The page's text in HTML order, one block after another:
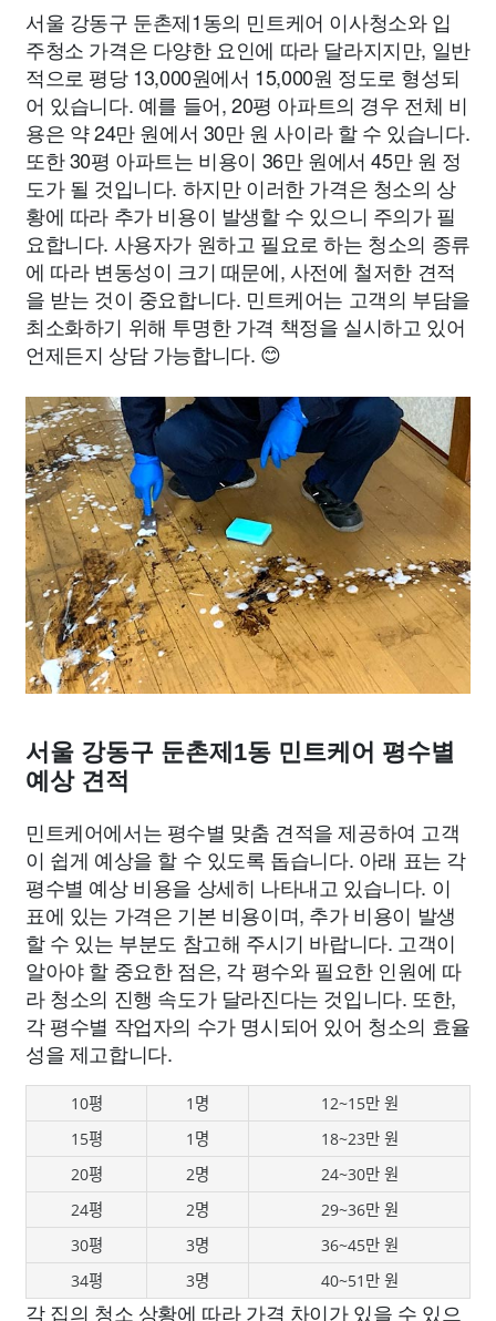
서울 강동구 둔촌제1동의 민트케어 이사청소와 입
주청소 가격은 다양한 요인에 따라 달라지지만, 일반
적으로 평당 13,000원에서 15,000원 정도로 형성되
어 있습니다. 예를 들어, 20평 아파트의 경우 전체 비
용은 약 24만 원에서 30만 원 사이라 할 수 있습니다.
또한 30평 아파트는 비용이 36만 원에서 45만 원 정
도가 될 것입니다. 하지만 이러한 가격은 청소의 상
황에 따라 추가 비용이 발생할 수 있으니 주의가 필
요합니다. 사용자가 원하고 필요로 하는 청소의 종류
에 따라 변동성이 크기 때문에, 사전에 철저한 견적
을 받는 것이 중요합니다. 민트케어는 고객의 부담을
최소화하기 위해 투명한 가격 책정을 실시하고 있어
언제든지 상담 가능합니다. 😊
서울 강동구 둔촌제1동 민트케어 평수별
예상 견적
민트케어에서는 평수별 맞춤 견적을 제공하여 고객
이 쉽게 예상을 할 수 있도록 돕습니다. 아래 표는 각
평수별 예상 비용을 상세히 나타내고 있습니다. 이
표에 있는 가격은 기본 비용이며, 추가 비용이 발생
할 수 있는 부분도 참고해 주시기 바랍니다. 고객이
알아야 할 중요한 점은, 각 평수와 필요한 인원에 따
라 청소의 진행 속도가 달라진다는 것입니다. 또한,
각 평수별 작업자의 수가 명시되어 있어 청소의 효율
성을 제고합니다.
10평 1명
12~15만 원
15평
1명
18~23만 원
20평
2명
24~30만 원
24평
2명
29~36만 원
30평
3명
36~45만 원
34평
3명 40~51만 원
각 집의 청소 상황에 따라 가격 차이가 있을 수 있으